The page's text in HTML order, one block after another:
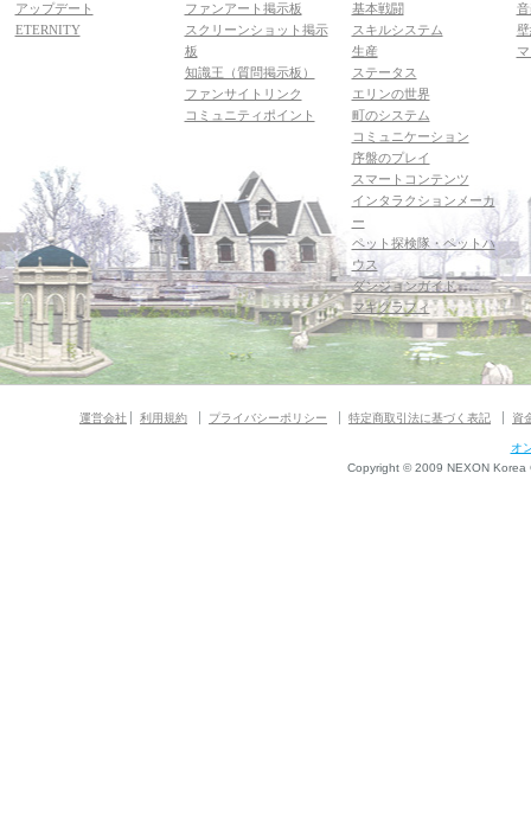
アップデート
ETERNITY
ファンアート掲示板
スクリーンショット掲示
板
知識王（質問掲示板）
ファンサイトリンク
コミュニティポイント
基本戦闘
スキルシステム
生産
ステータス
エリンの世界
町のシステム
コミュニケーション
序盤のプレイ
スマートコンテンツ
インタラクションメーカ
ー
ペット探検隊・ペットハ
ウス
ダンジョンガイド
マギグラフィ
運営会社 利用規約 プライバシーポリシー 特定商取引法に基づく表記 資
オ
Copyright © 2009 NEXON Korea